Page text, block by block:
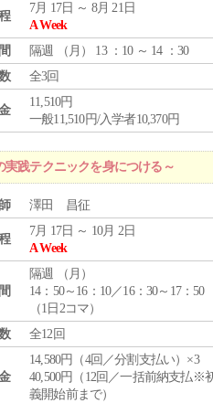
7月 17日 ～ 8月 21日
A Week
隔週 （ 月 ） 13 ：10 ～ 14 ：30
全3回
11,510円
一般11,510円/入学者10,370円
践テクニックを身につける～
澤田 昌征
7月 17日 ～ 10月 2日
A Week
隔週 （ 月 ）
14：50～16：10／16：30～17：50
（1日2コマ）
全12回
14,580円（4回／分割支払い）×3
40,500円（12回／一括前納支払※
義開始前まで）